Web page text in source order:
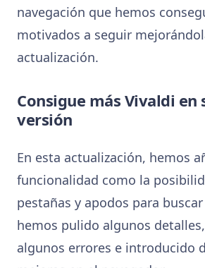
navegación que hemos
motivados a seguir
actualización.
Consigue más Vivaldi en
versión
En esta actualización, hemos
funcionalidad como la
pestañas y apodos para
hemos pulido algunos
algunos errores e introducido